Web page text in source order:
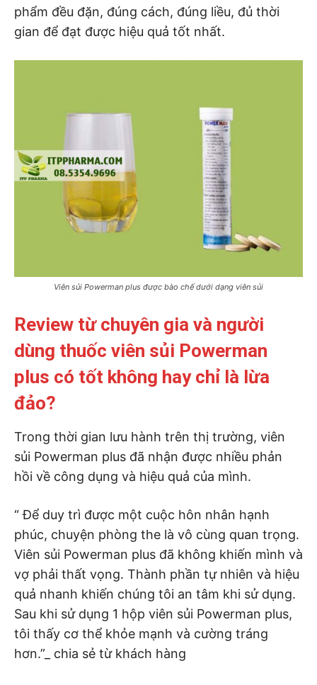
phẩm đều đặn, đúng cách, đúng liều, đủ thời
gian để đạt được hiệu quả tốt nhất.
Viên sủi Powerman plus được bào chế dưới dạng viên sủi
Review từ chuyên gia và người
dùng thuốc viên sủi Powerman
plus có tốt không hay chỉ là lừa
đảo?
Trong thời gian lưu hành trên thị trường, viên
sủi Powerman plus đã nhận được nhiều phản
hồi về công dụng và hiệu quả của mình.
“ Để duy trì được một cuộc hôn nhân hạnh
phúc, chuyện phòng the là vô cùng quan trọng.
Viên sủi Powerman plus đã không khiến mình và
vợ phải thất vọng. Thành phần tự nhiên và hiệu
quả nhanh khiến chúng tôi an tâm khi sử dụng.
Sau khi sử dụng 1 hộp viên sủi Powerman plus,
tôi thấy cơ thể khỏe mạnh và cường tráng
hơn.”_ chia sẻ từ khách hàng